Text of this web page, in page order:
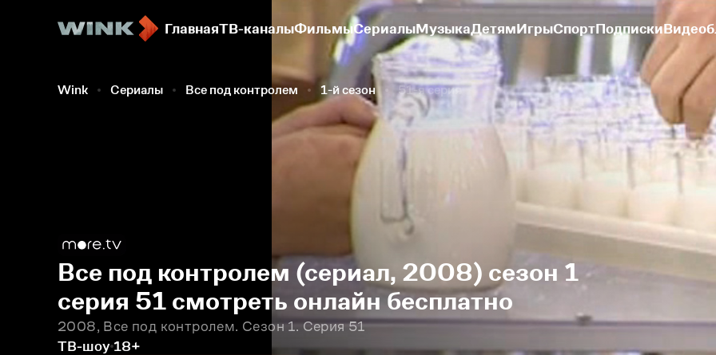
ГлавнаяТВ-каналыФильмыСериалыМузыкаДетямИгрыСпортПодписки
Wink Сериалы Все под контролем 1-й сезон 51-я серия
Все под контролем (сериал, 2008) сезон 1
серия 51 смотреть онлайн бесплатно
2008, Все под контролем. Сезон 1. Серия 51
ТВ-шоу 18+